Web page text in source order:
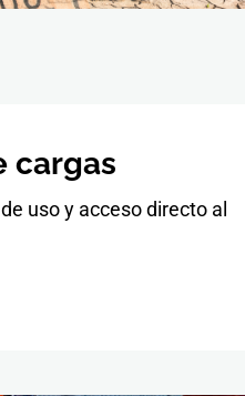
cargas
uso y acceso directo al